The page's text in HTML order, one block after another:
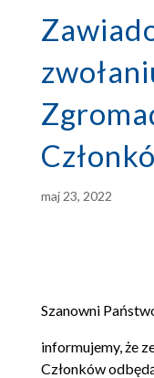
maj 23, 2022
Szanowni
informujemy, że
Członków